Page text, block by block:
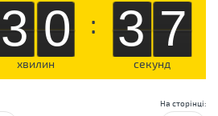
30
хвилин
: 36
секунд
На сторінці: